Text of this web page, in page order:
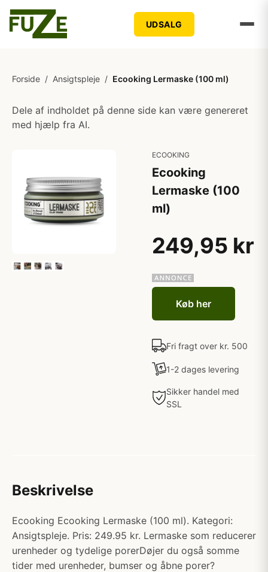
UDSALG
Forside / Ansigtspleje / Ecooking Lermaske (100 ml)
Dele af indholdet på denne side kan være genereret
med hjælp fra AI.
ECOOKING
Ecooking
Lermaske (100
ml)
249,95 kr
Køb her
Fri fragt over kr. 500
1-2 dages levering
Sikker handel med
SSL
Beskrivelse
Ecooking Ecooking Lermaske (100 ml). Kategori:
Ansigtspleje. Pris: 249.95 kr. Lermaske som reducerer
urenheder og tydelige porerDøjer du også somme
tider med urenheder, bumser og åbne porer?